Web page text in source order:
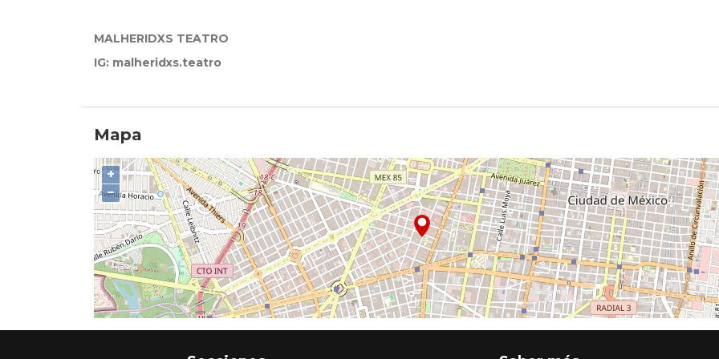
MALHERIDXS TEATRO
IG: malheridxs.teatro
Mapa
+
−